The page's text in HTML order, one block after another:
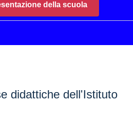
della scuola
didattiche dell'Istituto